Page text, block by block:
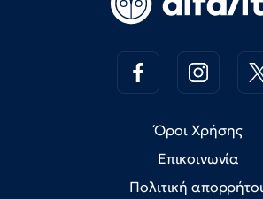
Όροι Χρήσης
Επικοινωνία
Πολιτική